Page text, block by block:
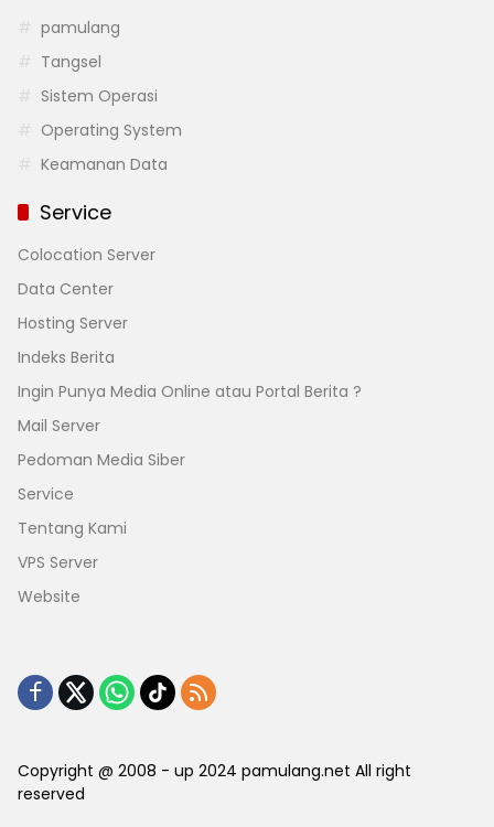
pamulang
Tangsel
Sistem Operasi
Operating System
Keamanan Data
Service
Colocation Server
Data Center
Hosting Server
Indeks Berita
Ingin Punya Media Online atau Portal Berita ?
Mail Server
Pedoman Media Siber
Service
Tentang Kami
VPS Server
Website
Copyright @ 2008 - up 2024 pamulang.net All right
reserved